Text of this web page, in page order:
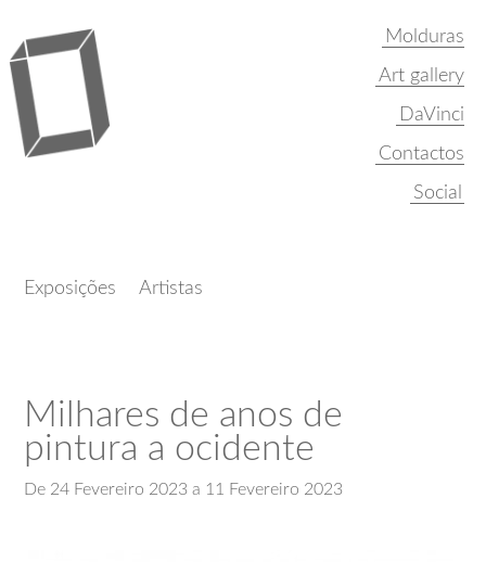
Molduras
Art gallery
DaVinci
Contactos
Exposições Artistas
Milhares de anos de
pintura a ocidente
De 24 Fevereiro 2023 a 11 Fevereiro 2023